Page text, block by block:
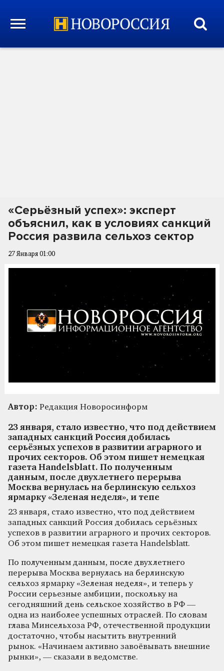
«Серьёзный успех»: эксперт
объяснил, как в условиях санкций
Россия развила сельхоз сектор
27 Января 01:00
Автор: Редакция Новоросинформ
23 января, стало известно, что под действием
западных санкций Россия добилась
серьёзных успехов в развитии аграрного и
прочих секторов. Об этом пишет немецкая
газета Handelsblatt. По полученным
данным, после двухлетнего перерыва
Москва вернулась на берлинскую сельхоз
ярмарку «Зеленая неделя», и тепе
23 января, стало известно, что под действием
западных санкций Россия добилась серьёзных
успехов в развитии аграрного и прочих секторов.
Об этом пишет немецкая газета Handelsblatt.
По полученным данным, после двухлетнего
перерыва Москва вернулась на берлинскую
сельхоз ярмарку «Зеленая неделя», и теперь у
России серьезные амбиции, поскольку на
сегодняшний день сельское хозяйство в РФ —
одна из наиболее успешных отраслей. По словам
глава Минсельхоза РФ, отечественной продукции
достаточно, чтобы насытить внутренний
рынок. «Начинаем активно завоёвывать внешние
рынки», — сказали в ведомстве.